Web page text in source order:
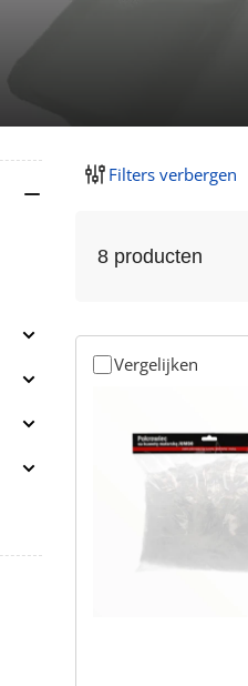
Alle
producten
uitklappen
Merken
Branches
Afdek-
Filters verbergen
8 producten
Vergelijken